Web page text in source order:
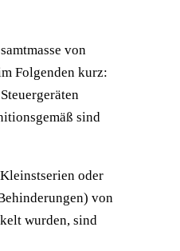
von
Folgenden kurz:
sind
oder
von
wurden, sind